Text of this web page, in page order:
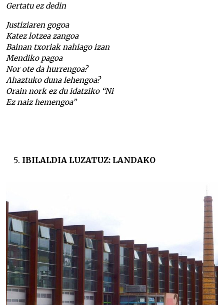
Gertatu ez dedin
Justiziaren gogoa
Katez lotzea zangoa
Bainan txoriak nahiago izan
Mendiko pagoa
Nor ote da hurrengoa?
Ahaztuko duna lehengoa?
Orain nork ez du idatziko “Ni
Ez naiz hemengoa”
IBILALDIA LUZATUZ: LANDAKO